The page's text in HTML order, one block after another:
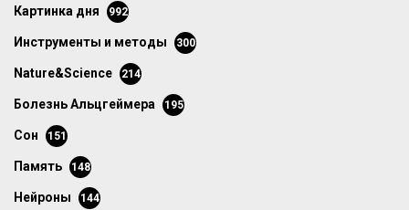
картинка дня 992
инструменты и методы 300
Nature&Science 214
болезнь Альцгеймера 195
сон 151
память 148
нейроны 144